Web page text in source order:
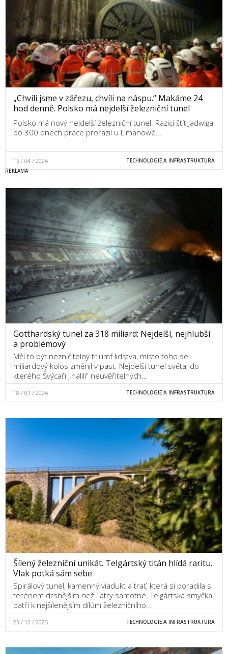
„Chvíli jsme v zářezu, chvíli na náspu.“ Makáme 24
hod denně. Polsko má nejdelší železniční tunel
Polsko má nový nejdelší železniční tunel. Razicí štít Jadwiga
po 300 dnech práce prorazil u Limanowé…
16 / 04 / 2026 TECHNOLOGIE A INFRASTRUKTURA
Gotthardský tunel za 318 miliard: Nejdelší, nejhlubší
a problémový
Měl to být nezničitelný triumf lidstva, místo toho se
miliardový kolos změnil v past. Nejdelší tunel světa, do
kterého Švýcaři „nalili“ neuvěřitelných…
18 / 01 / 2026 TECHNOLOGIE A INFRASTRUKTURA
Šílený železniční unikát. Telgártský titán hlídá raritu.
Vlak potká sám sebe
Spirálový tunel, kamenný viadukt a trať, která si poradila s
terénem drsnějším než Tatry samotné. Telgártská smyčka
patří k nejšílenějším dílům železničního…
23 / 12 / 2025 TECHNOLOGIE A INFRASTRUKTURA